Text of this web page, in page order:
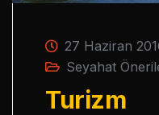
27 Haziran
Seyahat
Turizm